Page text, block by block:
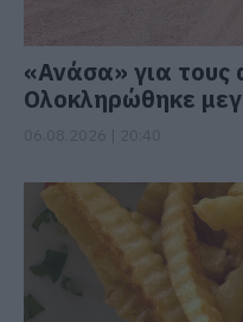
«Ανάσα» για τους
Ολοκληρώθηκε